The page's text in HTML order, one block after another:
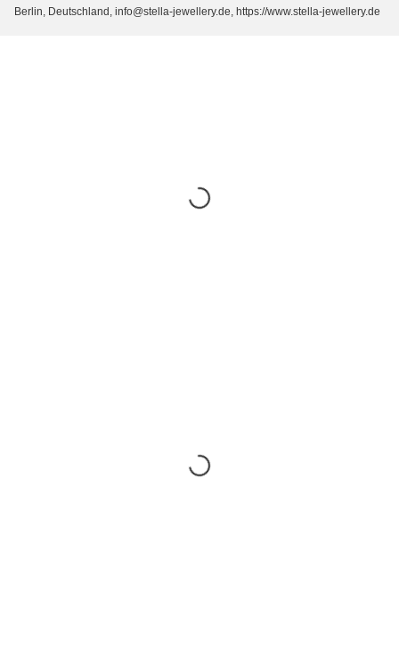
Berlin, Deutschland, info@stella-jewellery.de, https://www.stella-jewellery.de